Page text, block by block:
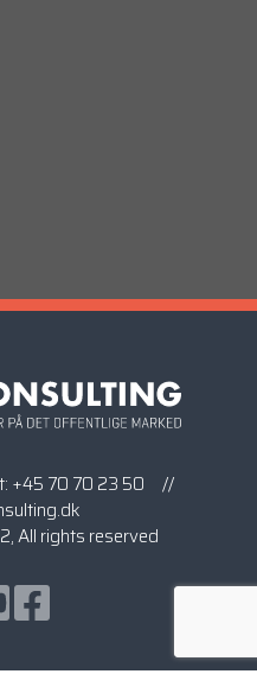
+45 70 70 23 50 //
All rights reserved